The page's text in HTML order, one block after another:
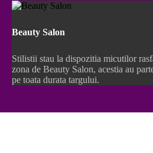
Beauty Salon
Stilistii stau la dispozitia micutilor
zona de Beauty Salon, acestia au
pe toata durata targului.